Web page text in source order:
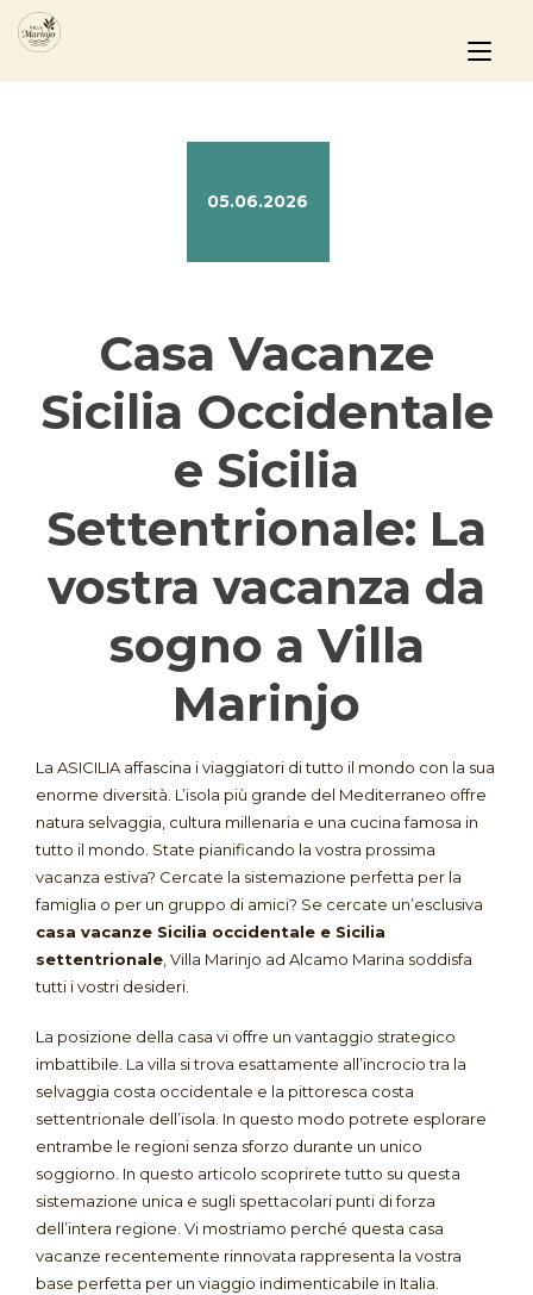
Passa
contenuto
05.06.2026
Casa Vacanze
Sicilia Occidentale
e Sicilia
Settentrionale: La
vostra vacanza da
sogno a Villa
Marinjo
La ASICILIA affascina i viaggiatori di tutto il mondo con la sua
enorme diversità. L’isola più grande del Mediterraneo offre
natura selvaggia, cultura millenaria e una cucina famosa in
tutto il mondo. State pianificando la vostra prossima
vacanza estiva? Cercate la sistemazione perfetta per la
famiglia o per un gruppo di amici? Se cercate un’esclusiva
casa vacanze Sicilia occidentale e Sicilia
settentrionale , Villa Marinjo ad Alcamo Marina soddisfa
tutti i vostri desideri.
La posizione della casa vi offre un vantaggio strategico
imbattibile. La villa si trova esattamente all’incrocio tra la
selvaggia costa occidentale e la pittoresca costa
settentrionale dell’isola. In questo modo potrete esplorare
entrambe le regioni senza sforzo durante un unico
soggiorno. In questo articolo scoprirete tutto su questa
sistemazione unica e sugli spettacolari punti di forza
dell’intera regione. Vi mostriamo perché questa casa
vacanze recentemente rinnovata rappresenta la vostra
base perfetta per un viaggio indimenticabile in Italia.